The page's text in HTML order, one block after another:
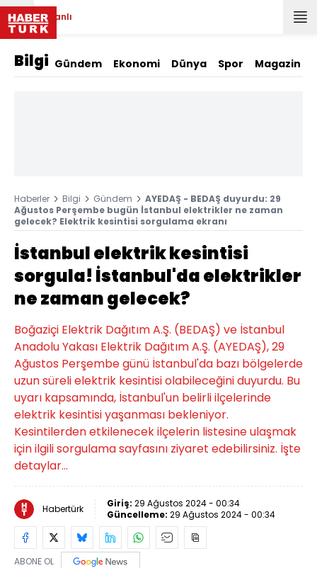
Canlı
Bilgi Gündem Ekonomi Dünya Spor Magazin
Haberler Bilgi Gündem
AYEDAŞ - BEDAŞ duyurdu: 29
Ağustos Perşembe bugün İstanbul elektrikler ne zaman
gelecek? Elektrik kesintisi sorgulama ekranı
İstanbul elektrik kesintisi
sorgula! İstanbul'da elektrikler
ne zaman gelecek?
Boğaziçi Elektrik Dağıtım A.Ş. (BEDAŞ) ve İstanbul
Anadolu Yakası Elektrik Dağıtım A.Ş. (AYEDAŞ), 29
Ağustos Perşembe günü İstanbul'da bazı bölgelerde
uzun süreli elektrik kesintisi olabileceğini duyurdu. Bu
uyarı kapsamında, İstanbul'un belirli ilçelerinde
elektrik kesintisi yaşanması bekleniyor.
Kesintilerden etkilenecek ilçelerin listesine ulaşmak
için ilgili sorgulama sayfasını ziyaret edebilirsiniz. İşte
detaylar...
Habertürk Giriş: 29 Ağustos 2024 - 00:34
Güncelleme: 29 Ağustos 2024 - 00:34
ABONE OL